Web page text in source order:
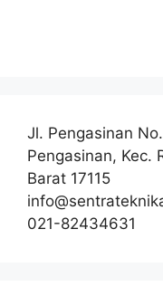
Jl. Pengasinan
Pengasinan, Kec.
Barat 17115
021-82434631